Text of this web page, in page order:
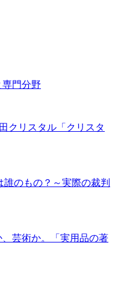
門分野
クリスタル「クリスタ
誰のもの？～実際の裁判
、芸術か。「実用品の著